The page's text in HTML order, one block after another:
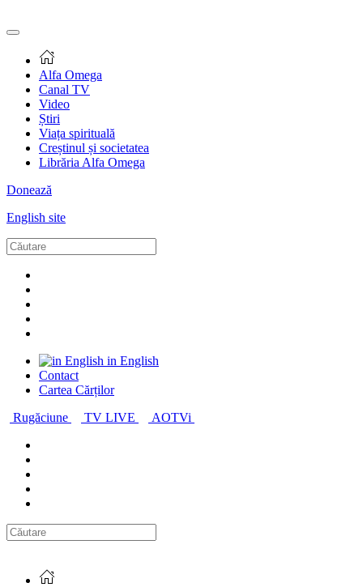
Alfa Omega
Canal TV
Video
Știri
Viața spirituală
Creștinul și societatea
Librăria Alfa Omega
Donează
English site
in English
Contact
Cartea Cărților
Rugăciune
TV LIVE AOTVi